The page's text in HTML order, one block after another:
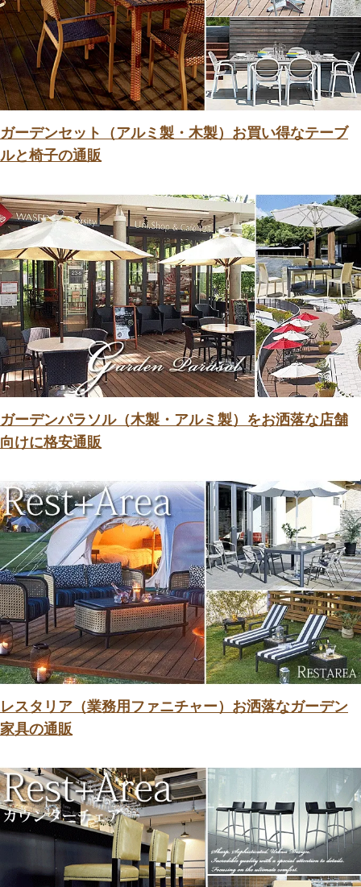
ガーデンセット（アルミ製・木製）お買い得なテーブ
ルと椅子の通販
ガーデンパラソル（木製・アルミ製）をお洒落な店舗
向けに格安通販
レスタリア（業務用ファニチャー）お洒落なガーデン
家具の通販